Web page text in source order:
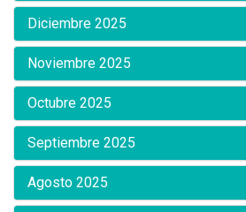
Diciembre 2025
Noviembre 2025
Octubre 2025
Septiembre 2025
Agosto 2025